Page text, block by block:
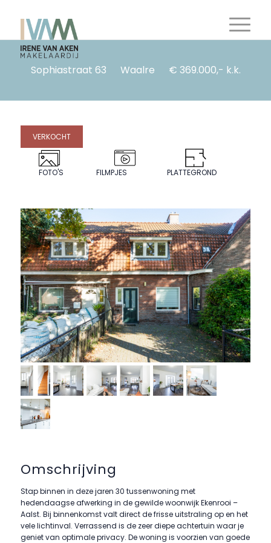
Sophiastraat 63 Waalre € 369.000,- k.k.
VERKOCHT
FOTO'S FILMPJES PLATTEGROND
Omschrijving
Stap binnen in deze jaren 30 tussenwoning met
hedendaagse afwerking in de gewilde woonwijk Ekenrooi –
Aalst. Bij binnenkomst valt direct de frisse uitstraling op en het
vele lichtinval. Verrassend is de zeer diepe achtertuin waar je
geniet van optimale privacy. De woning is voorzien van goede